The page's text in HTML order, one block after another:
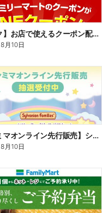
【おトク】お店で使えるクーポン配信中
8月10日
【ファミマオンライン先行販売】シルバニアファミリー
8月10日